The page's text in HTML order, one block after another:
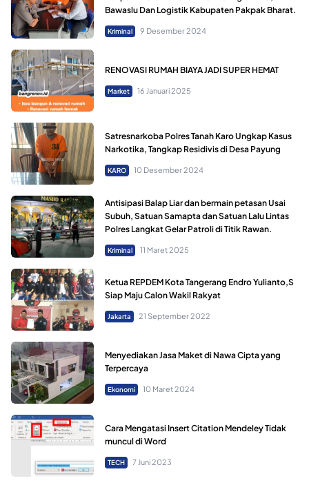
Bawaslu Dan Logistik Kabupaten Pakpak Bharat.
Kriminal 9 Desember 2024
RENOVASI RUMAH BIAYA JADI SUPER HEMAT
Market 16 Januari 2025
Satresnarkoba Polres Tanah Karo Ungkap Kasus
Narkotika, Tangkap Residivis di Desa Payung
KARO 10 Desember 2024
Antisipasi Balap Liar dan bermain petasan Usai
Subuh, Satuan Samapta dan Satuan Lalu Lintas
Polres Langkat Gelar Patroli di Titik Rawan.
Kriminal 11 Maret 2025
Ketua REPDEM Kota Tangerang Endro Yulianto,S
Siap Maju Calon Wakil Rakyat
Jakarta 21 September 2022
Menyediakan Jasa Maket di Nawa Cipta yang
Terpercaya
Ekonomi 10 Maret 2024
Cara Mengatasi Insert Citation Mendeley Tidak
muncul di Word
TECH 7 Juni 2023